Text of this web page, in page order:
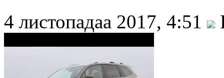
4 листопадаа 2017, 4:51